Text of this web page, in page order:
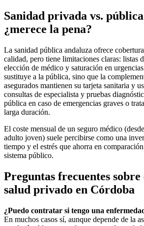
Sanidad privada vs.
¿merece la pena?
La sanidad pública andaluza ofrece
calidad, pero tiene limitaciones claras: listas
elección de médico y saturación en
sustituye a la pública, sino que la
asegurados mantienen su tarjeta sanitaria y
consultas de especialista y pruebas
pública en caso de emergencias graves o
larga duración.
El coste mensual de un seguro médico
adulto joven) suele percibirse como una
tiempo y el estrés que ahorra en
sistema público.
Preguntas frecuentes sobre
salud privado en Córdoba
¿Puedo contratar si tengo una
En muchos casos sí, aunque depende de la